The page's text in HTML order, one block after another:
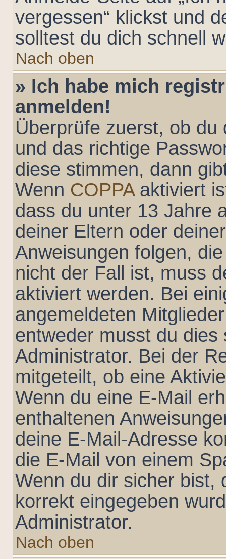
vergessen“ klickst und
solltest du dich schnell
Nach oben
» Ich habe mich
anmelden!
Überprüfe zuerst, ob
und das richtige
diese stimmen, dann
Wenn COPPAaktiviert
dass du unter 13 Jahre
deiner Eltern oder
Anweisungen folgen,
nicht der Fall ist, muss
aktiviert werden. Bei
angemeldeten
entweder musst du
Administrator. Bei der
mitgeteilt, ob eine
Wenn du eine E-Mail
enthaltenen
deine E-Mail-Adresse
die E-Mail von einem
Wenn du dir sicher bist,
korrekt eingegeben
Administrator.
Nach oben